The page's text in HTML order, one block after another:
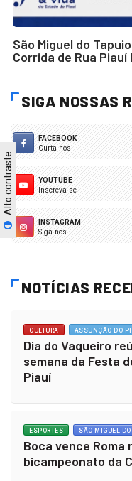
Alto contraste
São Miguel do
Corrida de Rua Piauí
SIGA NOSSAS
FACEBOOK
Curta-nos
YOUTUBE
Inscreva-se
INSTAGRAM
Siga-nos
NOTÍCIAS
CULTURA ASSUNÇÃO DO
Dia do Vaqueiro
semana da Festa
Piauí
ESPORTES SÃO MIGUEL
Boca vence Roma
bicampeonato da